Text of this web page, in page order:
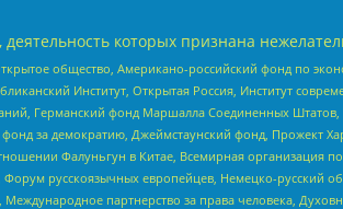
которых признана
общество, Американо-российский фонд по
Институт, Открытая Россия, Институт
Германский фонд Маршалла Соединенных
за демократию, Джеймстаунский фонд, Прожект
Фалуньгун в Китае, Всемирная организация
русскоязычных европейцев, Немецко-русский
партнерство за права человека,